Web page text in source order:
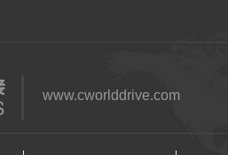
www.cworlddrive.com